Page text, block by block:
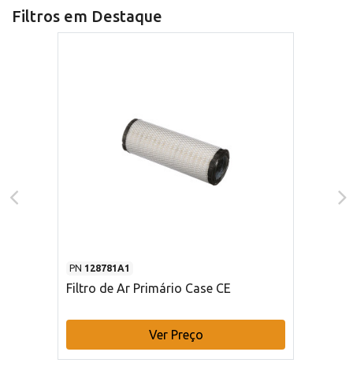
Filtros em Destaque
PN 128781A1
Filtro de Ar Primário Case CE
Ver Preço